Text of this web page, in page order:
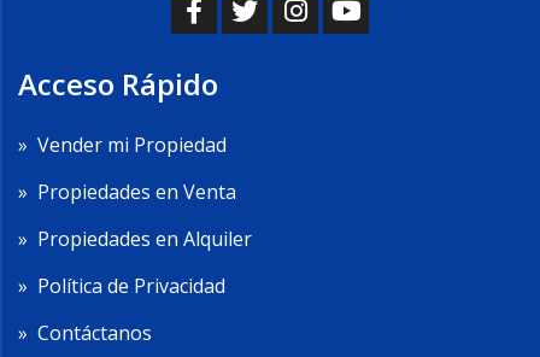
Acceso Rápido
» Vender mi Propiedad
» Propiedades en Venta
» Propiedades en Alquiler
» Política de Privacidad
» Contáctanos